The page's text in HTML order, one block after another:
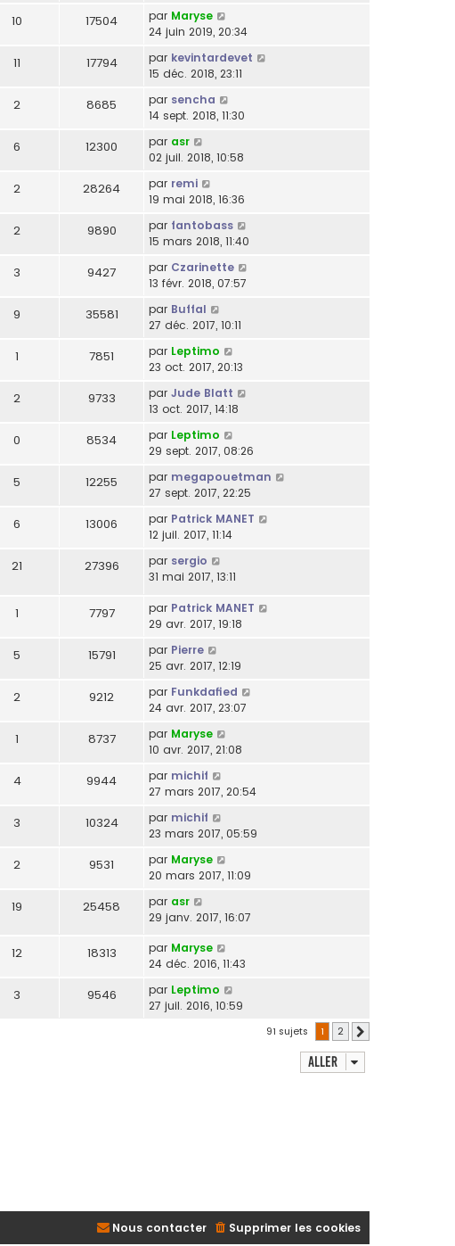
10 17504 par Maryse
24 juin 2019, 20:34
11 17794 par kevintardevet
15 déc. 2018, 23:11
2 8685 par sencha
14 sept. 2018, 11:30
6 12300 par asr
02 juil. 2018, 10:58
2 28264 par remi
19 mai 2018, 16:36
2 9890 par fantobass
15 mars 2018, 11:40
3 9427 par Czarinette
13 févr. 2018, 07:57
9 35581 par Buffal
27 déc. 2017, 10:11
1 7851 par Leptimo
23 oct. 2017, 20:13
2 9733 par Jude Blatt
13 oct. 2017, 14:18
0 8534 par Leptimo
29 sept. 2017, 08:26
5 12255 par megapouetman
27 sept. 2017, 22:25
6 13006 par Patrick MANET
12 juil. 2017, 11:14
21 27396 par sergio
31 mai 2017, 13:11
1 7797 par Patrick MANET
29 avr. 2017, 19:18
5 15791 par Pierre
25 avr. 2017, 12:19
2 9212 par Funkdafied
24 avr. 2017, 23:07
1 8737 par Maryse
10 avr. 2017, 21:08
4 9944 par michif
27 mars 2017, 20:54
3 10324 par michif
23 mars 2017, 05:59
2 9531 par Maryse
20 mars 2017, 11:09
19 25458 par asr
29 janv. 2017, 16:07
12 18313 par Maryse
24 déc. 2016, 11:43
3 9546 par Leptimo
27 juil. 2016, 10:59
91 sujets 1 2
Aller
Supprimer les cookies
Nous contacter